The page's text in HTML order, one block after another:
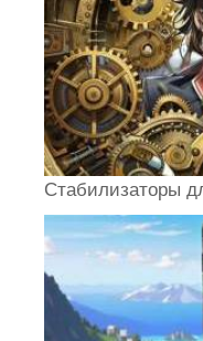
Стабилизаторы